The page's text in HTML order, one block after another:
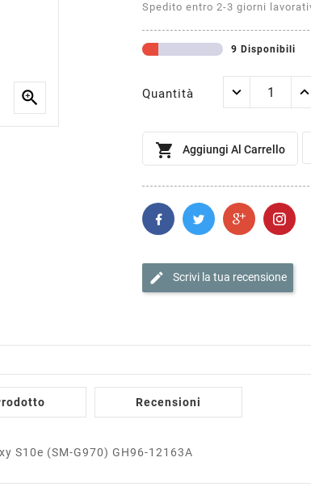

Spedito entro 2-3 giorni
9 Disponibili
Quantità
 Aggiungi Al Carrello
edit Scrivi la tua recensione
Recensioni
S10e (SM-G970) GH96-12163A